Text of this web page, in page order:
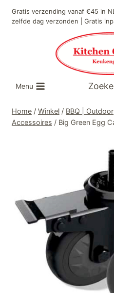
naar
Gratis verzending vanaf €45 in
zelfde dag verzonden | Gratis
Menu
Home / Winkel / BBQ | Outdoor
Accessoires / Big Green Egg